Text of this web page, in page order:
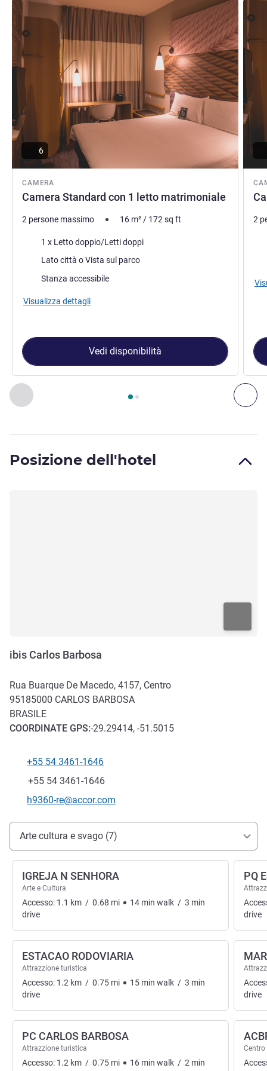
Ana Karen Brambilla, Gestione hotel
Precedente - Camera
Pagina , Camera 1 : Camera Standard con 1 letto
CAMERA
Camera Standard con 1 letto matrimoniale
Visualizza dettagli
6
2 persone massimo 16 m²/ 172sq ft
Biancheria da letto
1 x Letto doppio/Letti doppi
Vista:
Lato città o Vista sul parco
Stanza accessibile
Visualizza dettagli
Vedi disponibilità
2
Posizione dell'hotel
ibis Carlos Barbosa
Rua Buarque De Macedo, 4157, Centro
95185000 CARLOS BARBOSA
BRASILE
COORDINATE GPS:-29.29414, -51.5015
Telefono
+55 54 3461-1646
Fax
+55 54 3461-1646
E-mail di contatto
h9360-re@accor.com
Accesso e trasporti
Arte cultura e svago (7)
IGREJA N SENHORA
Arte e Cultura
Accesso: 1.1 km / 0.68 mi 14 min walk / 3 min
drive
ESTACAO RODOVIARIA
Attrazzione turistica
Accesso: 1.2 km / 0.75 mi 15 min walk / 3 min
drive
PC CARLOS BARBOSA
Attrazzione turistica
Accesso: 1.2 km / 0.75 mi 16 min walk / 2 min
PQ
drive
drive